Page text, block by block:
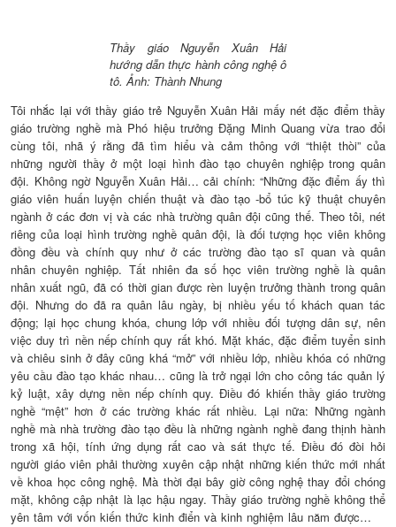
Thầy giáo Nguyễn Xuân Hải
hướng dẫn thực hành công nghệ ô
tô. Ảnh: Thành Nhung
Tôi nhắc lại với thầy giáo trẻ Nguyễn Xuân Hải mấy nét đặc điểm thầy
giáo trường nghề mà Phó hiệu trưởng Đặng Minh Quang vừa trao đổi
cùng tôi, nhã ý rằng đã tìm hiểu và cảm thông với “thiệt thòi” của
những người thầy ở một loại hình đào tạo chuyên nghiệp trong quân
đội. Không ngờ Nguyễn Xuân Hải… cải chính: “Những đặc điểm ấy thì
giáo viên huấn luyện chiến thuật và đào tạo -bổ túc kỹ thuật chuyên
ngành ở các đơn vị và các nhà trường quân đội cũng thế. Theo tôi, nét
riêng của loại hình trường nghề quân đội, là đối tượng học viên không
đồng đều và chính quy như ở các trường đào tạo sĩ quan và quân
nhân chuyên nghiệp. Tất nhiên đa số học viên trường nghề là quân
nhân xuất ngũ, đã có thời gian được rèn luyện trưởng thành trong quân
đội. Nhưng do đã ra quân lâu ngày, bị nhiều yếu tố khách quan tác
động; lại học chung khóa, chung lớp với nhiều đối tượng dân sự, nên
việc duy trì nền nếp chính quy rất khó. Mặt khác, đặc điểm tuyển sinh
và chiêu sinh ở đây cũng khá “mở” với nhiều lớp, nhiều khóa có những
yêu cầu đào tạo khác nhau… cũng là trở ngại lớn cho công tác quản lý
kỷ luật, xây dựng nền nếp chính quy. Điều đó khiến thầy giáo trường
nghề “mệt” hơn ở các trường khác rất nhiều. Lại nữa: Những ngành
nghề mà nhà trường đào tạo đều là những ngành nghề đang thịnh hành
trong xã hội, tính ứng dụng rất cao và sát thực tế. Điều đó đòi hỏi
người giáo viên phải thường xuyên cập nhật những kiến thức mới nhất
về khoa học công nghệ. Mà thời đại bây giờ công nghệ thay đổi chóng
mặt, không cập nhật là lạc hậu ngay. Thầy giáo trường nghề không thể
yên tâm với vốn kiến thức kinh điển và kinh nghiệm lâu năm được…